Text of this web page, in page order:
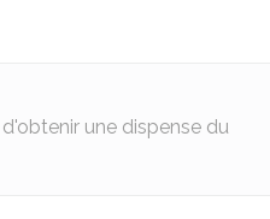
une dispense du